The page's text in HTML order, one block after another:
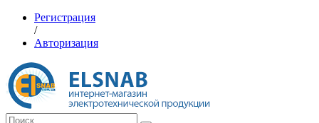
Регистрация
/
Авторизация